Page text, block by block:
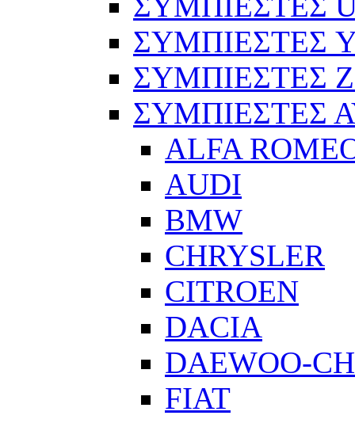
ΣΥΜΠΙΕΣΤΕΣ
ΣΥΜΠΙΕΣΤΕΣ
ΣΥΜΠΙΕΣΤΕΣ
ALFA
AUDI
BMW
CHRYSLER
CITROEN
DACIA
DAEWOO-
FIAT